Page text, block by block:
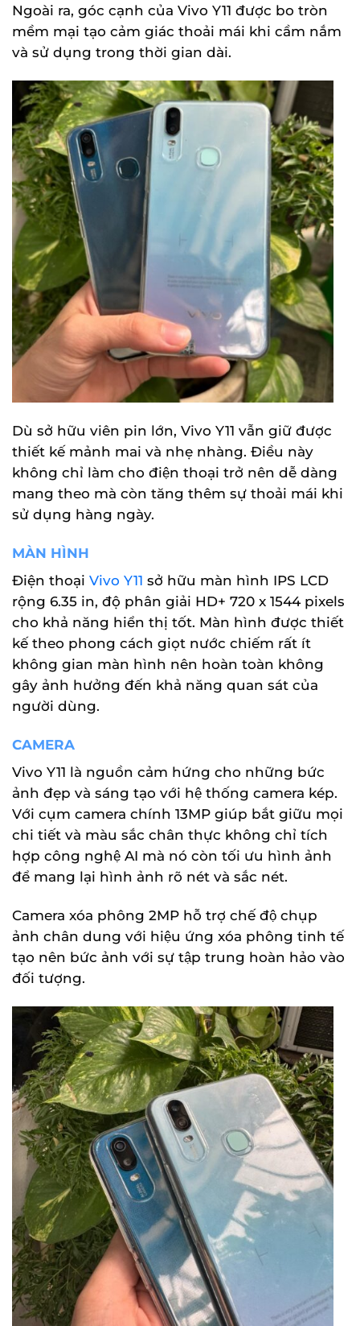
Ngoài ra, góc cạnh của Vivo Y11 được bo tròn
mềm mại tạo cảm giác thoải mái khi cầm nắm
và sử dụng trong thời gian dài.
Dù sở hữu viên pin lớn, Vivo Y11 vẫn giữ được
thiết kế mảnh mai và nhẹ nhàng. Điều này
không chỉ làm cho điện thoại trở nên dễ dàng
mang theo mà còn tăng thêm sự thoải mái khi
sử dụng hàng ngày.
MÀN HÌNH
Điện thoại Vivo Y11 sở hữu màn hình IPS LCD
rộng 6.35 in, độ phân giải HD+ 720 x 1544 pixels
cho khả năng hiển thị tốt. Màn hình được thiết
kế theo phong cách giọt nước chiếm rất ít
không gian màn hình nên hoàn toàn không
gây ảnh hưởng đến khả năng quan sát của
người dùng.
CAMERA
Vivo Y11 là nguồn cảm hứng cho những bức
ảnh đẹp và sáng tạo với hệ thống camera kép.
Với cụm camera chính 13MP giúp bắt giữu mọi
chi tiết và màu sắc chân thực không chỉ tích
hợp công nghệ AI mà nó còn tối ưu hình ảnh
để mang lại hình ảnh rõ nét và sắc nét.
Camera xóa phông 2MP hỗ trợ chế độ chụp
ảnh chân dung với hiệu ứng xóa phông tinh tế
tạo nên bức ảnh với sự tập trung hoàn hảo vào
đối tượng.